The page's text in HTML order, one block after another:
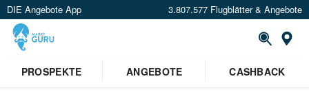
DIE Angebote App 3.807.577 Flugblätter & Angebote
PROSPEKTE ANGEBOTE CASHBACK